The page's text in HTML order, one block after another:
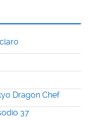
Dragon Chef
37